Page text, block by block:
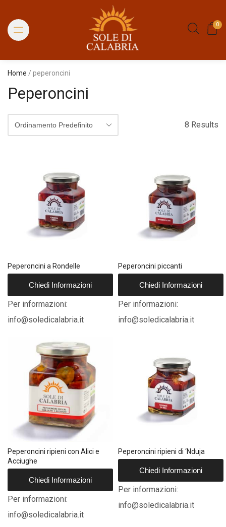
0
Home / peperoncini
Peperoncini
8 Results
Peperoncini a Rondelle
Chiedi Informazioni
Per informazioni:
info@soledicalabria.it
Peperoncini piccanti
Chiedi Informazioni
Per informazioni:
info@soledicalabria.it
Peperoncini ripieni con Alici e
Acciughe
Chiedi Informazioni
Per informazioni:
info@soledicalabria.it
Peperoncini ripieni di ‘Nduja
Chiedi Informazioni
Per informazioni:
info@soledicalabria.it